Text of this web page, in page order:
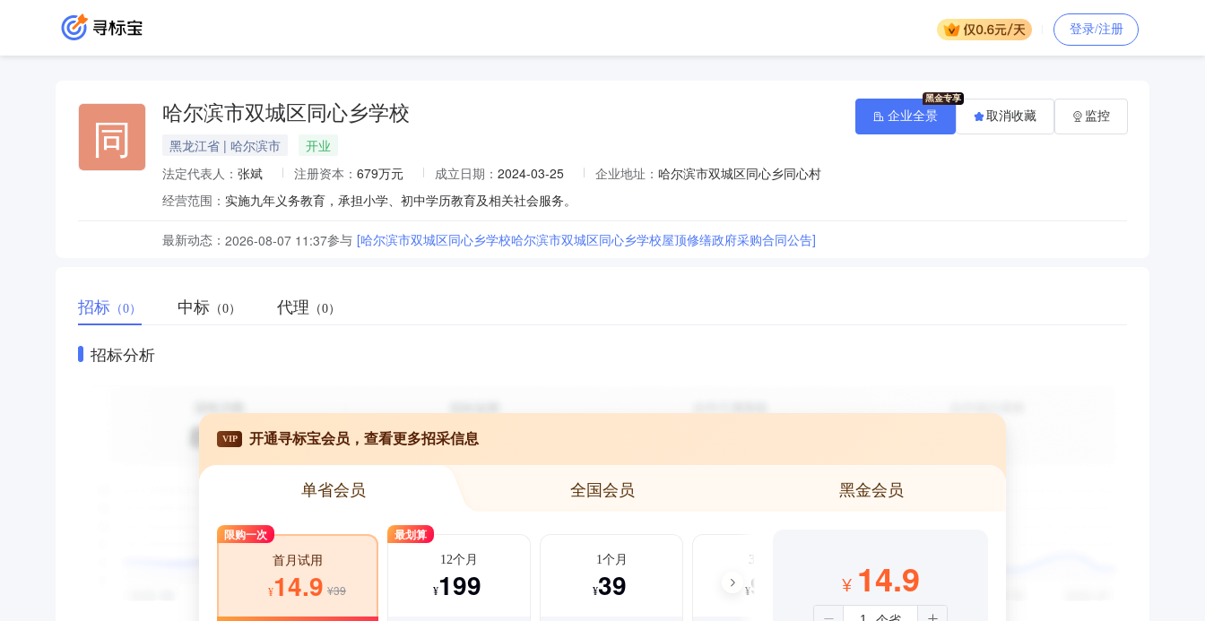
登录/注册
同 哈尔滨市双城区同心乡学校
黑龙江省 | 哈尔滨市
开业
法定代表人： 张斌 注册资本： 679万元 成立日期： 2024-03-25 企业地址： 哈尔滨市双城区同心乡同心村
经营范围： 实施九年义务教育，承担小学、初中学历教育及相关社会服务。
最新动态： 2026-08-07 11:37参与 [哈尔滨市双城区同心乡学校哈尔滨市双城区同心乡学校屋顶修缮政府采购合同公告]
企业全景 取消收藏 监控
招标 （0） 中标 （0） 代理 （0）
招标分析
VIP 开通寻标宝会员，查看更多招采信息
单省会员 全国会员 黑金会员
限购一次
首月试用
¥14.9 ¥39
最划算
12个月
¥199
1个月
¥39
3个月
¥99 ¥ 14.9